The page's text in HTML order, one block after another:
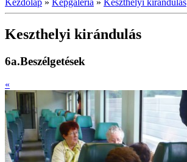
Keszthelyi kirándulás
6a.Beszélgetések
«